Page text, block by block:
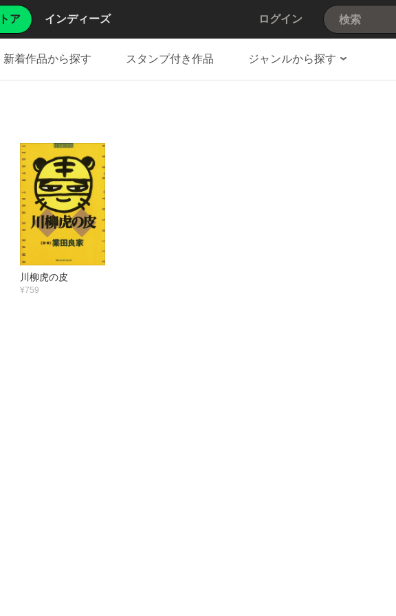
ア インディーズ ログイン
新着作品から探す スタンプ付き作品 ジャンルから探す
川柳虎の皮
¥759